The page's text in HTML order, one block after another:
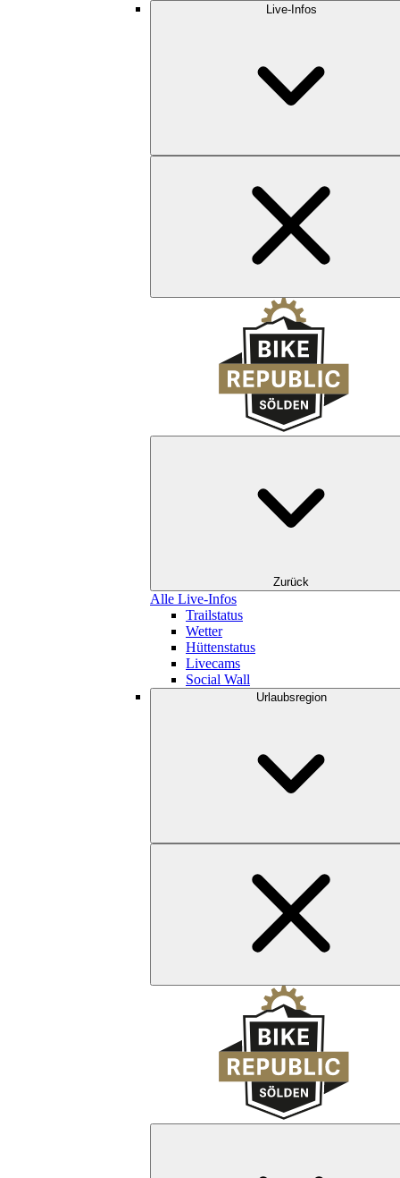
Live-Infos
Zurück
Alle Live-Infos
Trailstatus
Wetter
Hüttenstatus
Livecams
Social Wall
Urlaubsregion